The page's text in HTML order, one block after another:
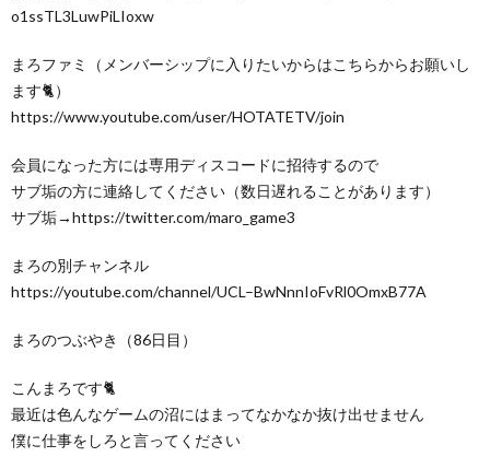
o1ssTL3LuwPiLIoxw
まろファミ（メンバーシップに入りたいからはこちらからお願いし
ます🐈）
https://www.youtube.com/user/HOTATETV/join
会員になった方には専用ディスコードに招待するので
サブ垢の方に連絡してください（数日遅れることがあります）
サブ垢→https://twitter.com/maro_game3
まろの別チャンネル
https://youtube.com/channel/UCL–BwNnnIoFvRl0OmxB77A
まろのつぶやき（86日目）
こんまろです🐈
最近は色んなゲームの沼にはまってなかなか抜け出せません
僕に仕事をしろと言ってください